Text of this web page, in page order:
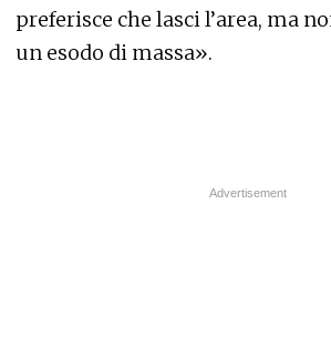
preferisce che lasci l’area, ma
un esodo di massa».